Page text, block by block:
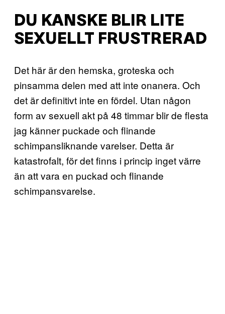
DU KANSKE BLIR LITE
SEXUELLT FRUSTRERAD
Det här är den hemska, groteska och
pinsamma delen med att inte onanera. Och
det är definitivt inte en fördel. Utan någon
form av sexuell akt på 48 timmar blir de flesta
jag känner puckade och flinande
schimpansliknande varelser. Detta är
katastrofalt, för det finns i princip inget värre
än att vara en puckad och flinande
schimpansvarelse.